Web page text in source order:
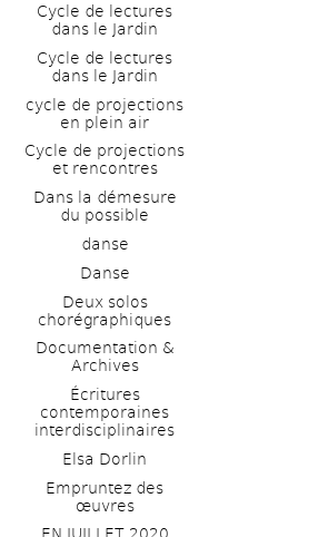
Cycle de lectures
dans le Jardin
Cycle de lectures
dans le Jardin
cycle de projections
en plein air
Cycle de projections
et rencontres
Dans la démesure
du possible
danse
Danse
Deux solos
chorégraphiques
Documentation &
Archives
Écritures
contemporaines
interdisciplinaires
Elsa Dorlin
Empruntez des
œuvres